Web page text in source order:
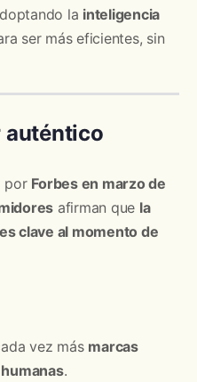
la inteligencia
ser más eficientes, sin
auténtico
por Forbes en marzo de
afirman que la
clave al momento de
vez más marcas
.